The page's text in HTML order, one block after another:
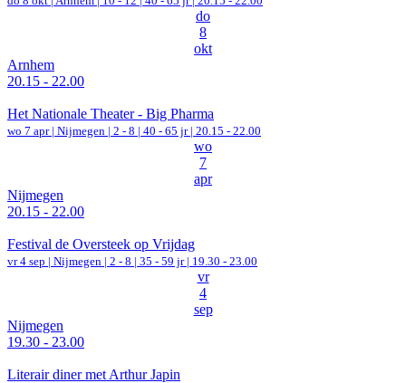
do
8
okt
Arnhem
20.15 - 22.00
Het Nationale Theater - Big Pharma
wo 7 apr | Nijmegen | 2 - 8 | 40 - 65 jr | 20.15 - 22.00
wo
7
apr
Nijmegen
20.15 - 22.00
Festival de Oversteek op Vrijdag
vr 4 sep | Nijmegen | 2 - 8 | 35 - 59 jr | 19.30 - 23.00
vr
4
sep
Nijmegen
19.30 - 23.00
Literair diner met Arthur Japin